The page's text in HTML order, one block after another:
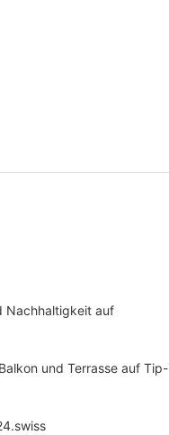
Nachhaltigkeit auf
und Terrasse auf Tip-